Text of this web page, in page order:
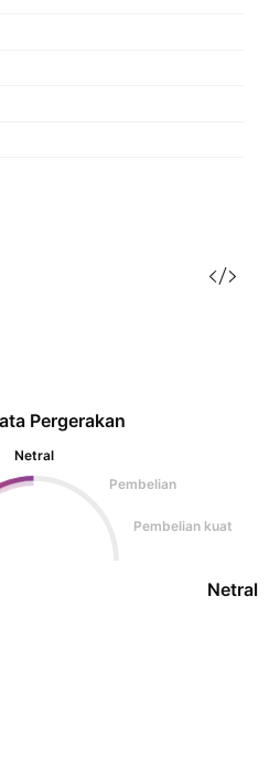
Pergerakan
Netral
Pembelian
Pembelian kuat
Netral